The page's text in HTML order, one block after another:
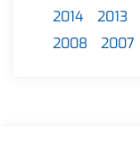
2014
2013
2008
2007